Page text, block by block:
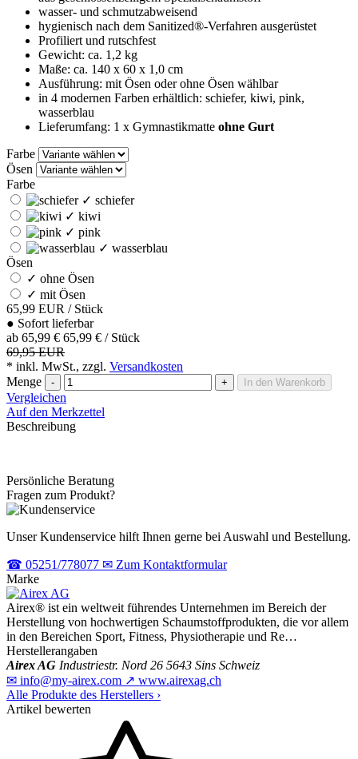
wasser- und schmutzabweisend
hygienisch nach dem Sanitized®-Verfahren ausgerüstet
Profiliert und rutschfest
Gewicht: ca. 1,2 kg
Maße: ca. 140 x 60 x 1,0 cm
Ausführung: mit Ösen oder ohne Ösen wählbar
in 4 modernen Farben erhältlich: schiefer, kiwi, pink,
wasserblau
Lieferumfang: 1 x Gymnastikmatte ohne Gurt
Farbe
Ösen
Farbe
✓ schiefer
✓ kiwi
✓ pink
✓ wasserblau
Ösen
✓ ohne Ösen
✓ mit Ösen
65,99 EUR / Stück
● Sofort lieferbar
ab 65,99 € 65,99 € / Stück
69,95 EUR
* inkl. MwSt., zzgl. Versandkosten
Menge
- + In den Warenkorb
Vergleichen
Auf den Merkzettel
Beschreibung
Persönliche Beratung
Fragen zum Produkt?
Unser Kundenservice hilft Ihnen gerne bei Auswahl und Bestellung.
☎ 05251/778077 ✉ Zum Kontaktformular
Marke
Airex® ist ein weltweit führendes Unternehmen im Bereich der
Herstellung von hochwertigen Schaumstoffprodukten, die vor allem
in den Bereichen Sport, Fitness, Physiotherapie und Re…
Herstellerangaben
Airex AG Industriestr. Nord 26 5643 Sins Schweiz
✉ info@my-airex.com ↗ www.airexag.ch
Alle Produkte des Herstellers ›
Artikel bewerten